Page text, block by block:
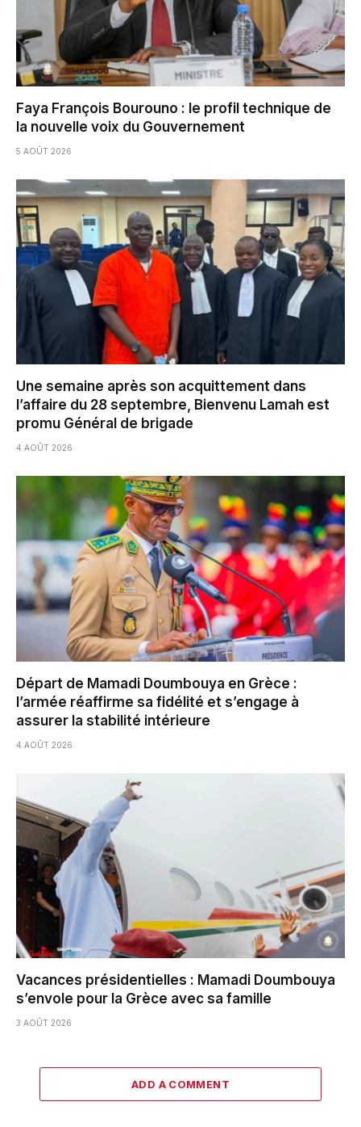
Faya François Bourouno : le profil technique de
la nouvelle voix du Gouvernement
5 AOÛT 2026
Une semaine après son acquittement dans
l’affaire du 28 septembre, Bienvenu Lamah est
promu Général de brigade
4 AOÛT 2026
Départ de Mamadi Doumbouya en Grèce :
l’armée réaffirme sa fidélité et s’engage à
assurer la stabilité intérieure
4 AOÛT 2026
Vacances présidentielles : Mamadi Doumbouya
s’envole pour la Grèce avec sa famille
3 AOÛT 2026
ADD A COMMENT